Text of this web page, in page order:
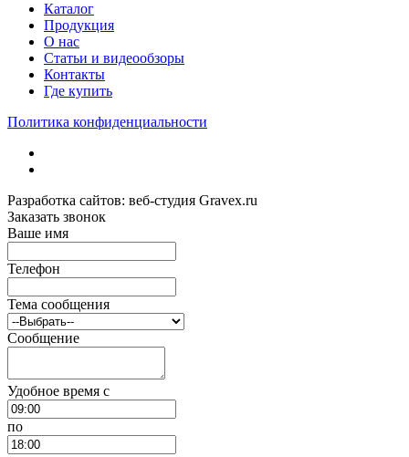
Каталог
Продукция
О нас
Статьи и видеообзоры
Контакты
Где купить
Политика конфиденциальности
Разработка сайтов: веб-студия Gravex.ru
Заказать звонок
Ваше имя
Телефон
Тема сообщения
Сообщение
Удобное время c
по